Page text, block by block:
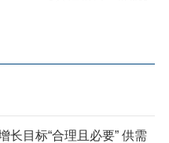
长目标“合理且必要” 供需